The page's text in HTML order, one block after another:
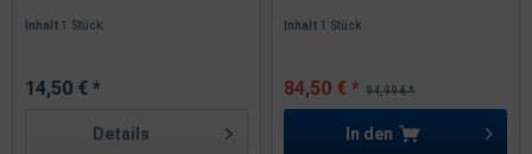
Inhalt1 Stück
14,50 € *
Details
Inhalt1 Stück
94,99 € *
84,50 € *
In den